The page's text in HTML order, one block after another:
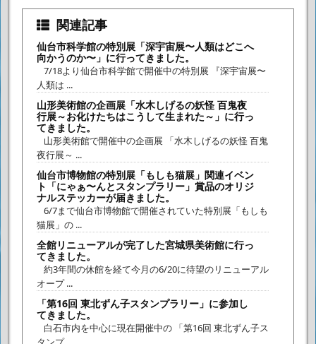
関連記事
仙台市科学館の特別展「深宇宙展〜人類はどこへ
向かうのか〜」に行ってきました。
7/18より仙台市科学館で開催中の特別展 『深宇宙展〜
人類は ...
山形美術館の企画展「水木しげるの妖怪 百鬼夜
行展～お化けたちはこうして生まれた～」に行っ
てきました。
山形美術館で開催中の企画展 「水木しげるの妖怪 百鬼
夜行展～ ...
仙台市博物館の特別展「もしも猫展」関連イベン
ト「にゃぁ〜んとスタンプラリー」賞品のオリジ
ナルステッカーが届きました。
6/7まで仙台市博物館で開催されていた特別展「もしも
猫展」の ...
全館リニューアルが完了した宮城県美術館に行っ
てきました。
約3年間の休館を経て今月の6/20に待望のリニューアル
オープ ...
「第16回 東北ずん子スタンプラリー」に参加し
てきました。
白石市内を中心に現在開催中の 「第16回 東北ずん子ス